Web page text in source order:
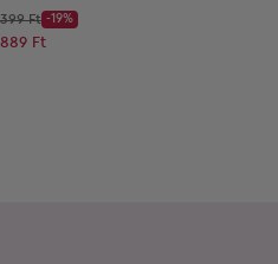
ár:Ft
Discount Price:
-19%
ár:
889 Ft